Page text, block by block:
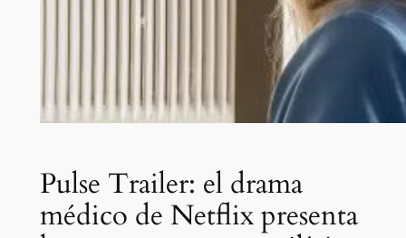
Pulse Trailer: el drama
médico de Netflix presenta